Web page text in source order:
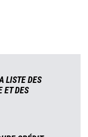
LISTE DES
ET DES